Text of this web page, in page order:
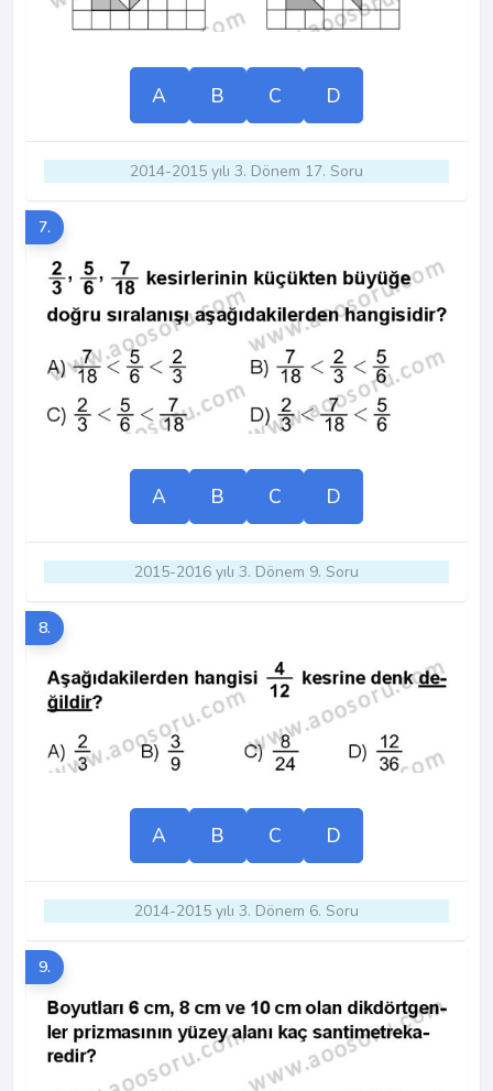
A B C D
2014-2015 yılı 3. Dönem 17. Soru
7.
A B C D
2015-2016 yılı 3. Dönem 9. Soru
8.
A B C D
2014-2015 yılı 3. Dönem 6. Soru
9.